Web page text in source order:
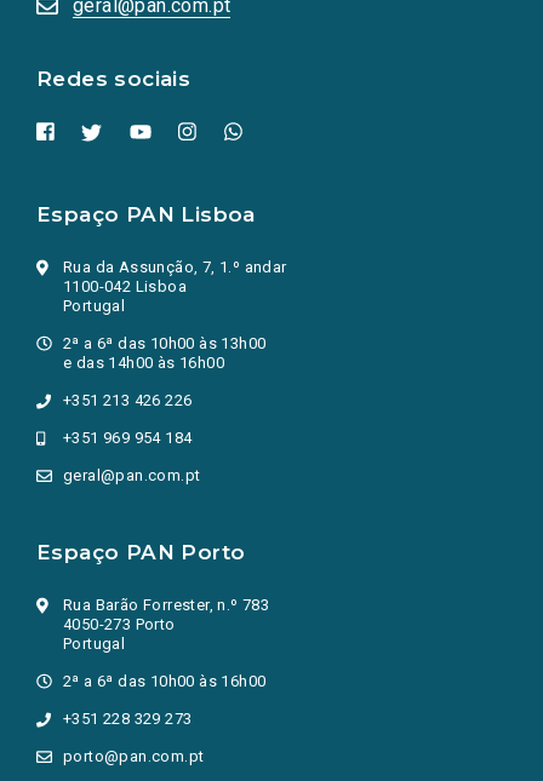
geral@pan.com.pt
Redes sociais
nova
Espaço PAN Lisboa
Rua da Assunção, 7, 1.º andar
1100-042 Lisboa
Portugal
2ª a 6ª das 10h00 às 13h00
e das 14h00 às 16h00
+351 213 426 226
+351 969 954 184
geral@pan.com.pt
Espaço PAN Porto
Rua Barão Forrester, n.º 783
4050-273 Porto
Portugal
2ª a 6ª das 10h00 às 16h00
+351 228 329 273
porto@pan.com.pt